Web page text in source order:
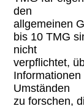
den
allgemeinen
bis 10 TMG
nicht
verpflichtet,
Umständen
zu forschen,